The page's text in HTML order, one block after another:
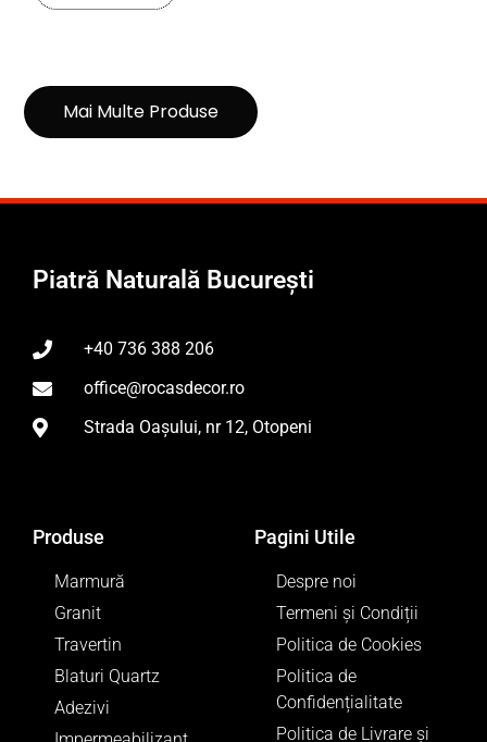
Mai Multe Produse
Piatră Naturală București
+40 736 388 206
office@rocasdecor.ro
Strada Oașului, nr 12, Otopeni
Produse
Marmură
Granit
Travertin
Blaturi Quartz
Adezivi
Pagini Utile
Despre noi
Termeni și Condiții
Politica de Cookies
Politica de
Confidențialitate
Politica de Livrare și